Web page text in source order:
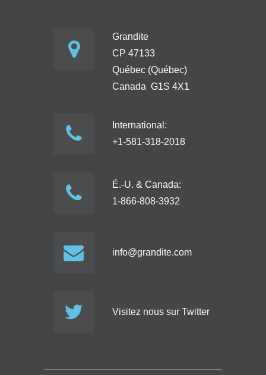
Grandite
CP 47133
Québec (Québec)
Canada G1S 4X1
International:
+1-581-318-2018
É.-U. & Canada:
1-866-808-3932
info@grandite.com
Visitez nous sur Twitter